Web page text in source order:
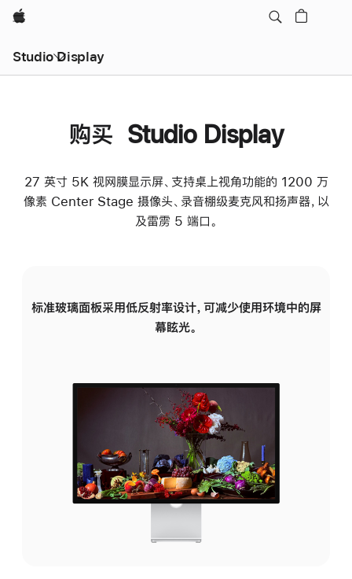
Apple
Studio Display
购买 Studio Display
27 英寸 5K 视网膜显示屏、支持桌上视角功能的 1200 万
像素 Center Stage 摄像头、录音棚级麦克风和扬声器，以
及雷雳 5 端口。
标准玻璃面板采用低反射率设计，可减少使用环境中的屏
幕眩光。